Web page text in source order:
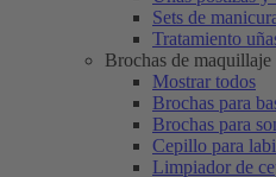
Sets de
Tratamiento
Brochas de maquillaje
Mostrar todos
Brochas para
Brochas para
Cepillo para
Limpiador de